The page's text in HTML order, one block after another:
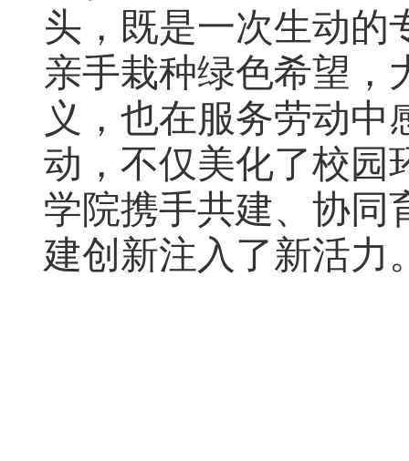
头，既是一次生动的
亲手栽种绿色希望，
义，也在服务劳动
动，不仅美化了校园
学院携手共建、协同
建创新注入了新活力